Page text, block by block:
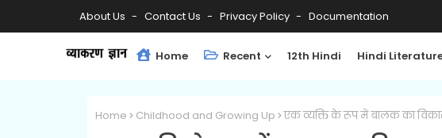
About Us Contact Us Privacy Policy Documentation
Home Recent 12th Hindi Hindi
Home Childhood and Growing Up एक व्यक्ति के रूप में बालक का